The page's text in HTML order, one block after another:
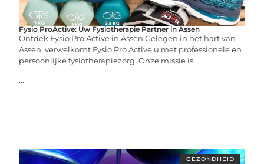
Fysio ProActive: Uw Fysiotherapie Partner in Assen
Ontdek Fysio Pro Active in Assen Gelegen in het hart van
Assen, verwelkomt Fysio Pro Active u met professionele en
persoonlijke fysiotherapiezorg. Onze missie is
...
GEZONDHEID